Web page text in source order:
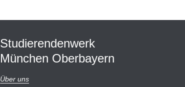
Studierendenwerk
München Oberbayern
Über uns